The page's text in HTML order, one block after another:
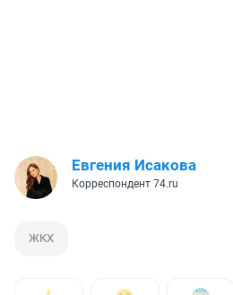
Евгения Исакова
Корреспондент 74.ru
ЖКХ